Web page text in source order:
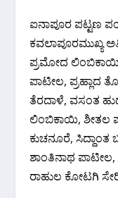
ಐನಾಪೂರ ಪಟ್ಟಣ
ಕವಲಾಪೂರಮುಖ್ಯ
ಪ್ರಮೋದ
ಪಾಟೀಲ, ಪ್ರಹ್ಲಾದ
ತೆರದಾಳೆ, ವಸಂತ
ಲಿಂಬಿಕಾಯಿ, ಶೀತಲ
ಕುಚನೂರೆ,
ಶಾಂತಿನಾಥ
ರಾಹುಲ ಕೋಟಗಿ